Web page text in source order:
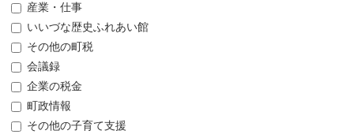
産業・仕事
いいづな歴史ふれあい館
その他の町税
会議録
企業の税金
町政情報
その他の子育て支援